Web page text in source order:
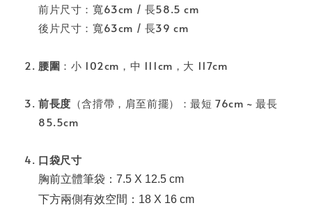
前片尺寸：寬63cm / 長58.5 cm
後片尺寸：寬63cm / 長39 cm
腰圍 ：小 102cm，中 111cm，大 117cm
前長度 （含揹帶，肩至前擺）：最短 76cm ~ 最長
85.5cm
口袋尺寸
胸前立體筆袋：7.5 X 12.5 cm
下方兩側有效空間：18 X 16 cm⁣⁣⁣⁣⁣